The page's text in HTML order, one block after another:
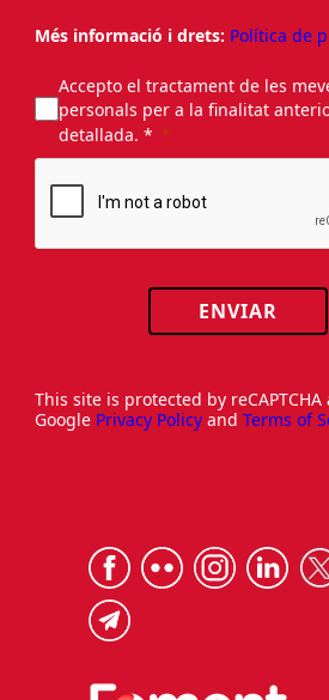
Més informació i drets: Política de
Accepto el tractament de les
personals per a la finalitat
detallada. *
ENVIAR
This site is protected by
Google Privacy Policy and Terms of